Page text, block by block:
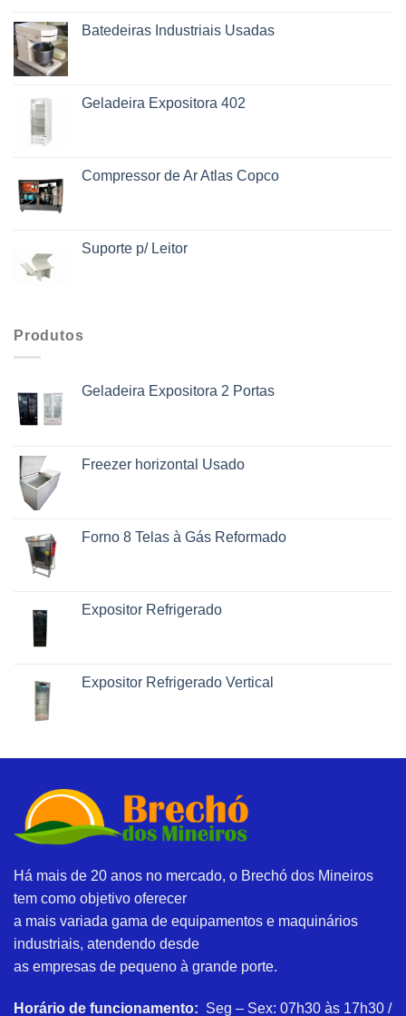
Batedeiras Industriais Usadas
Geladeira Expositora 402
Compressor de Ar Atlas Copco
Suporte p/ Leitor
Produtos
Geladeira Expositora 2 Portas
Freezer horizontal Usado
Forno 8 Telas à Gás Reformado
Expositor Refrigerado
Expositor Refrigerado Vertical
Há mais de 20 anos no mercado, o Brechó dos Mineiros
tem como objetivo oferecer
a mais variada gama de equipamentos e maquinários
industriais, atendendo desde
as empresas de pequeno à grande porte.
Horário de funcionamento: Seg – Sex: 07h30 às 17h30 /